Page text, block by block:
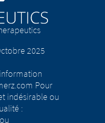
2025
Pour
indésirable ou
: